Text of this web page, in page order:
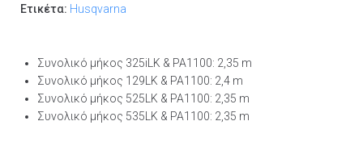
Ετικέτα: Husqvarna
Συνολικό μήκος 325iLK & PA1100: 2,35 m
Συνολικό μήκος 129LK & PA1100: 2,4 m
Συνολικό μήκος 525LK & PA1100: 2,35 m
Συνολικό μήκος 535LK & PA1100: 2,35 m